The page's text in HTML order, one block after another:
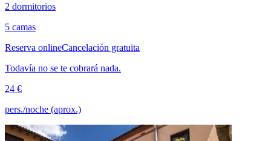
2 dormitorios
5 camas
Reserva onlineCancelación gratuita
Todavía no se te cobrará nada.
24 €
pers./noche (aprox.)